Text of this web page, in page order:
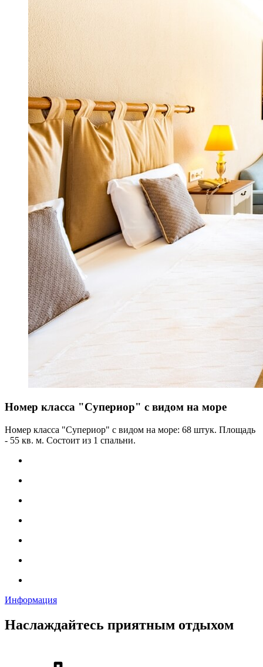
Номер класса "Супериор" с видом на море
Номер класса "Супериор" с видом на море: 68 штук. Площадь
- 55 кв. м. Состоит из 1 спальни.
Информация
Наслаждайтесь приятным отдыхом